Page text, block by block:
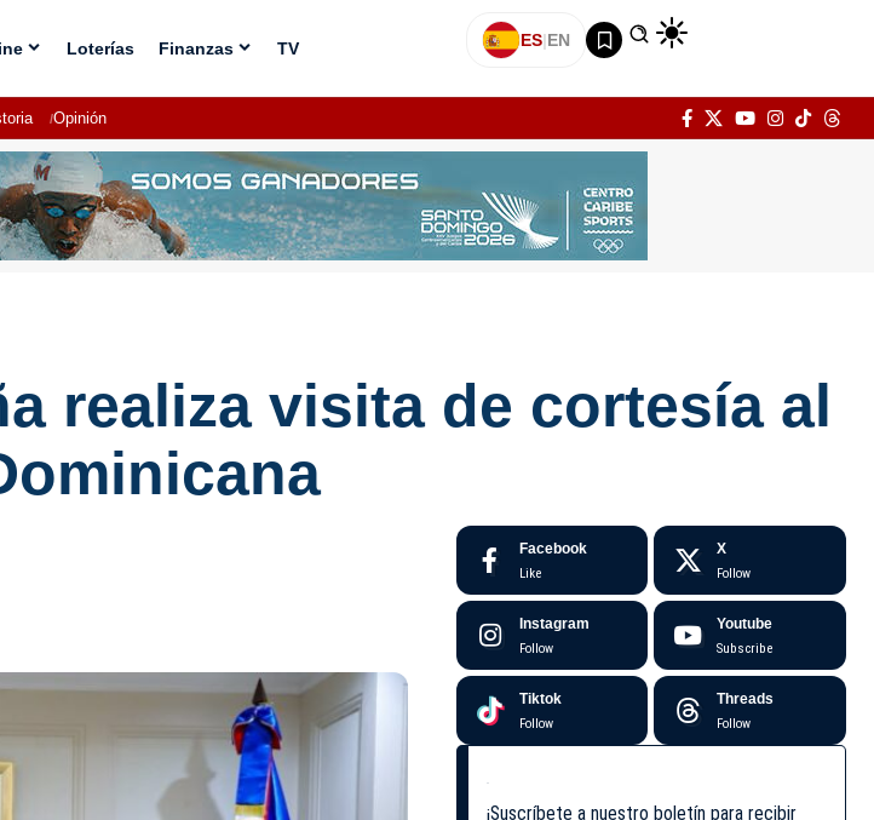
Loterías Finanzas TV ES|EN
Opinión
realiza visita de cortesía al
Facebook
Like
X
Follow
Instagram
Follow
Youtube
Subscribe
Tiktok
Follow
Threads
Follow
¡Suscríbete a nuestro boletín para recibir